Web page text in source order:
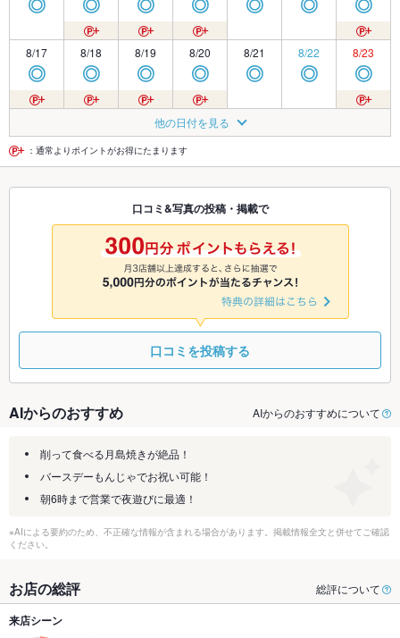
◎ ◎ ◎ ◎ ◎ ◎ ◎
8/17
◎
8/18
◎
8/19
◎
8/20
◎
8/21
◎
8/22
◎
8/23
◎
◎ ◎
8/26
◎
8/27
◎
8/28
◎ ◎ ◎
8/31 9/1 9/2
◎
9/3
◎
9/4
◎
9/5 9/6
9/9
◎
9/10
◎
9/11
◎
9/12
他の日付を見る
：通常よりポイントがお得にたまります
口コミ&写真の投稿・掲載で
口コミを投稿する
AIからのおすすめ AIからのおすすめについて
削って食べる月島焼きが絶品！
バースデーもんじゃでお祝い可能！
朝6時まで営業で夜遊びに最適！
※AIによる要約のため、不正確な情報が含まれる場合があります。掲載情報全文と併せてご確認
ください。
お店の総評 総評について
来店シーン